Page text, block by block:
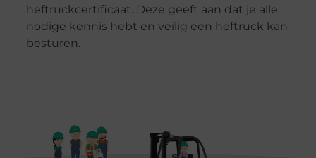
heftruckcertificaat. Deze geeft aan dat je alle
nodige kennis hebt en veilig een heftruck kan
besturen.